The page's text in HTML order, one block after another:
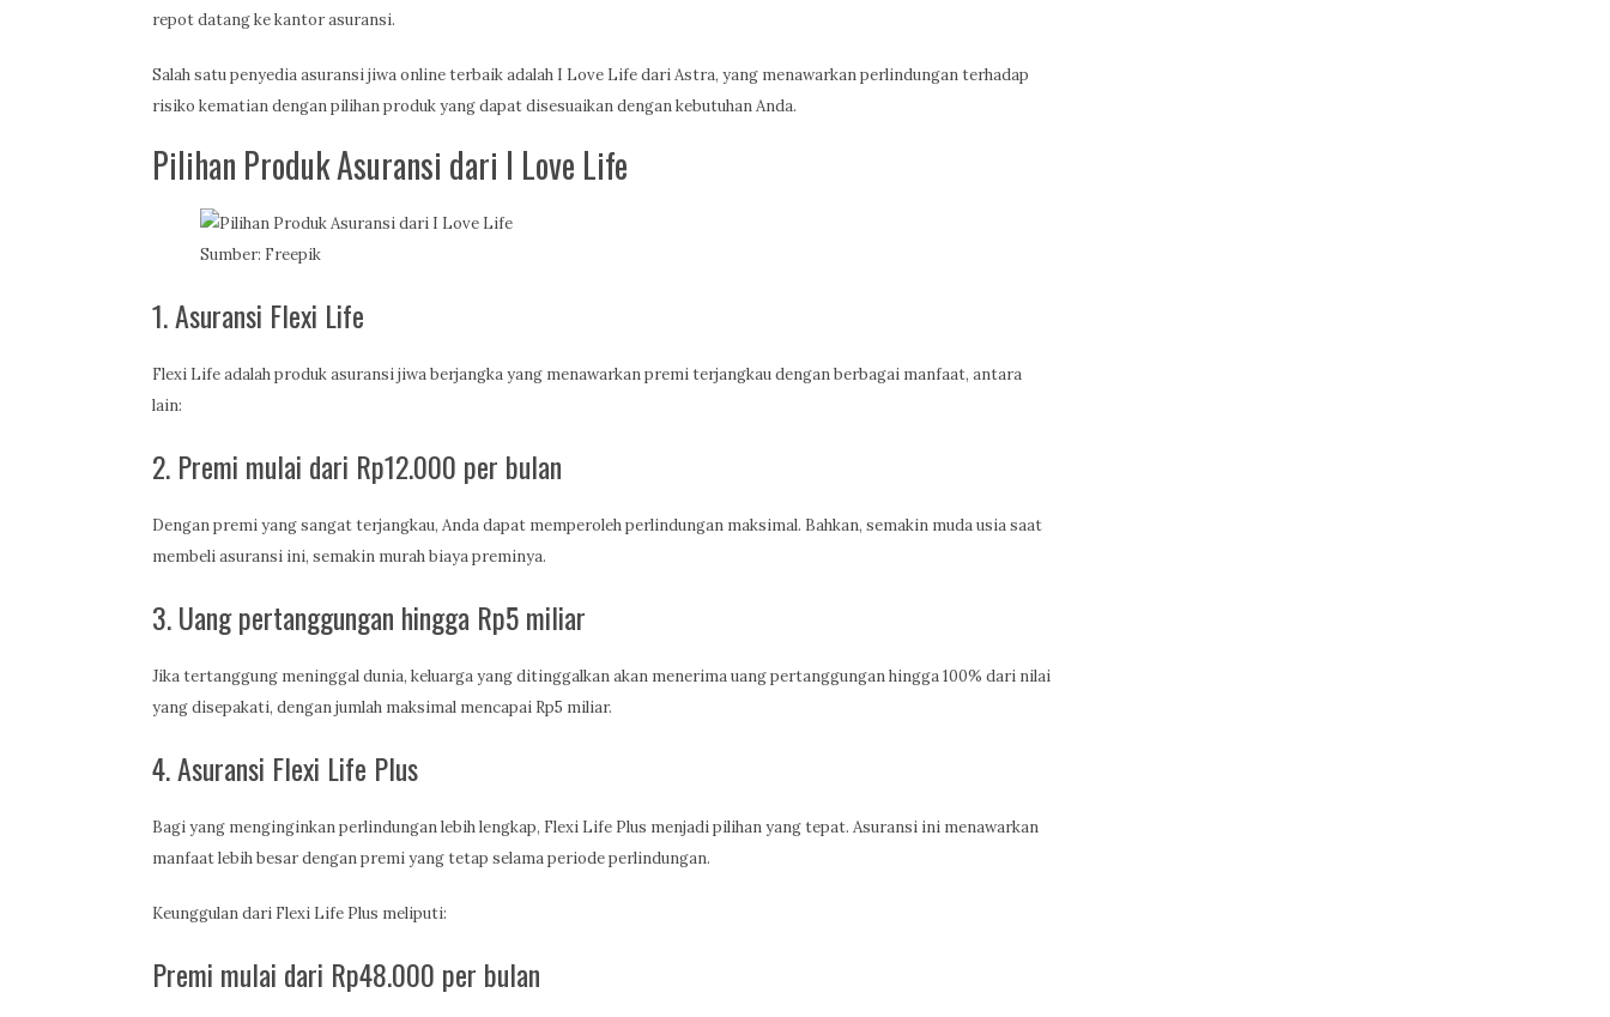
repot datang ke kantor asuransi.
Salah satu penyedia asuransi jiwa online terbaik adalah I Love Life dari Astra, yang menawarkan perlindungan terhadap
risiko kematian dengan pilihan produk yang dapat disesuaikan dengan kebutuhan Anda.
Pilihan Produk Asuransi dari I Love Life
Sumber: Freepik
1. Asuransi Flexi Life
Flexi Life adalah produk asuransi jiwa berjangka yang menawarkan premi terjangkau dengan berbagai manfaat, antara
lain:
2. Premi mulai dari Rp12.000 per bulan
Dengan premi yang sangat terjangkau, Anda dapat memperoleh perlindungan maksimal. Bahkan, semakin muda usia saat
membeli asuransi ini, semakin murah biaya preminya.
3. Uang pertanggungan hingga Rp5 miliar
Jika tertanggung meninggal dunia, keluarga yang ditinggalkan akan menerima uang pertanggungan hingga 100% dari nilai
yang disepakati, dengan jumlah maksimal mencapai Rp5 miliar.
4. Asuransi Flexi Life Plus
Bagi yang menginginkan perlindungan lebih lengkap, Flexi Life Plus menjadi pilihan yang tepat. Asuransi ini menawarkan
manfaat lebih besar dengan premi yang tetap selama periode perlindungan.
Keunggulan dari Flexi Life Plus meliputi:
Premi mulai dari Rp48.000 per bulan